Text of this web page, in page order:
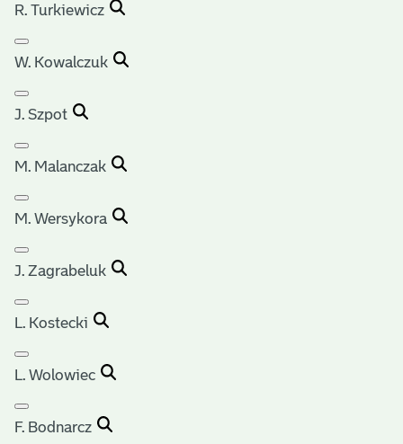
R. Turkiewicz
W. Kowalczuk
J. Szpot
M. Malanczak
M. Wersykora
J. Zagrabeluk
L. Kostecki
L. Wolowiec
F. Bodnarcz